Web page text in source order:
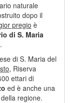
naturale
dopo il
pregio è
di S. Maria
di S. Maria del
, Riserva
ettari di
ed è anche una
regione.